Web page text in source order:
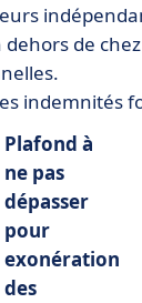
de
indemnités
Plafond à
ne pas
dépasser
pour
exonération
des